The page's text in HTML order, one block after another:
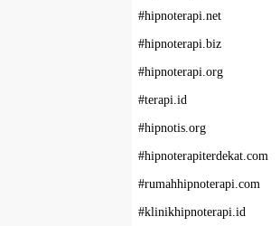
#hipnoterapi.net
#hipnoterapi.biz
#hipnoterapi.org
#terapi.id
#hipnotis.org
#hipnoterapiterdekat.com
#rumahhipnoterapi.com
#klinikhipnoterapi.id